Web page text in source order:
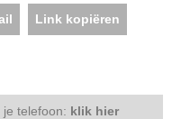
Link kopiëren
telefoon: klik hier